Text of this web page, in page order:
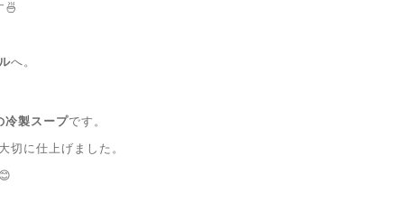
🍜
へ。
冷製スープです。
切に仕上げました。